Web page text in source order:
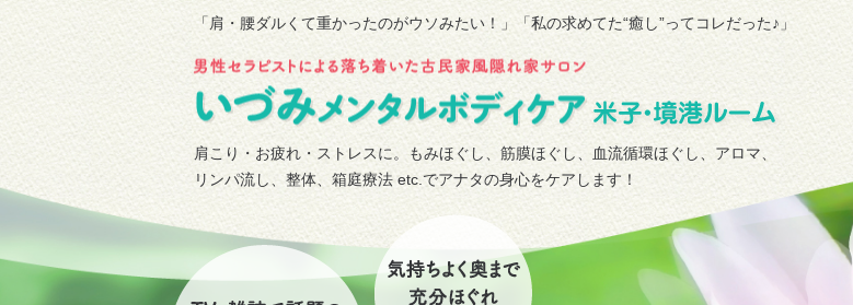
「肩・腰ダルくて重かったのがウソみたい！」 「私の求めてた“癒し”ってコレだった♪」
肩こり・お疲れ・ストレスに。もみほぐし、筋膜ほぐし、血流循環ほぐし、アロマ、
リンパ流し、整体、箱庭療法 etc.でアナタの身心をケアします！